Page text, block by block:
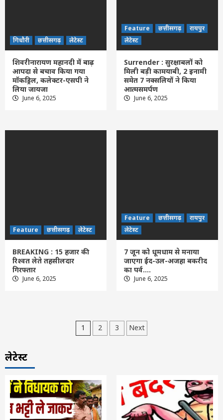
गिधौरी छत्तीसगढ़ लेटेस्ट
शिवरीनारायण महानदी में बाढ़
आपदा से बचाव किया गया
मॉकड्रिल, कलेक्टर-एसपी ने
लिया जायजा
June 6, 2025
Feature छत्तीसगढ़
रायपुर
लेटेस्ट
Surrender : सुरक्षाबलों को
मिली बड़ी कामयाबी, 2 इनामी
समेत 7 नक्सलियों ने किया
आत्मसमर्पण
June 6, 2025
Feature छत्तीसगढ़ लेटेस्ट
BREAKING : 15 हजार की
रिश्वत लेते तहसीलदार
गिरफ्तार
June 6, 2025
Feature छत्तीसगढ़
रायपुर
लेटेस्ट
7 जून को धूमधाम से मनाया
जाएगा ईद-उल-अजहा बकरीद
का पर्व….
June 6, 2025
Posts
1 2 3 Next
लेटेस्ट